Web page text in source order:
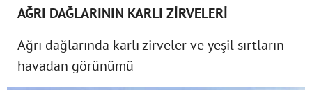
AĞRI DAĞLARININ KARLI ZİRVELERİ
Ağrı dağlarında karlı zirveler ve yeşil sırtların
havadan görünümü